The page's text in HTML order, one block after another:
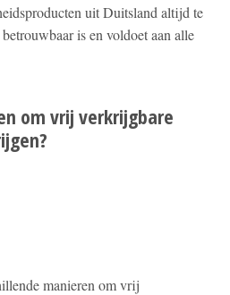
uit Duitsland altijd te
is en voldoet aan alle
om vrij verkrijgbare
manieren om vrij